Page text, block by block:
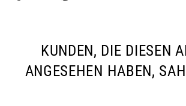
KUNDEN, DIE DIESEN
ANGESEHEN HABEN,